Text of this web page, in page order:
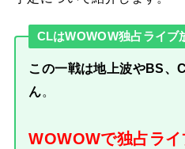
CLはWOWOW独占ライブ
この一戦は地上波やBS、
ん。
WOWOWで独占ラ